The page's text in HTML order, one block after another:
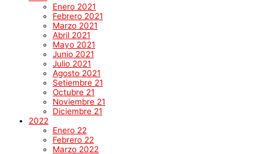
Enero 2021
Febrero 2021
Marzo 2021
Abril 2021
Mayo 2021
Junio 2021
Julio 2021
Agosto 2021
Setiembre 21
Octubre 21
Noviembre 21
Diciembre 21
2022
Enero 22
Febrero 22
Marzo 2022